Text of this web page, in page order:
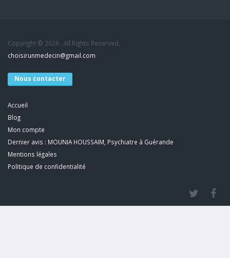
Copyright © 2026 . All Rights Reserved.
choisirunmedecin@gmail.com
Nous contacter
Accueil
Blog
Mon compte
Dernier avis : MOUNIA HOUSSAIM, Psychiatre à Guérande
Mentions légales
Politique de confidentialité